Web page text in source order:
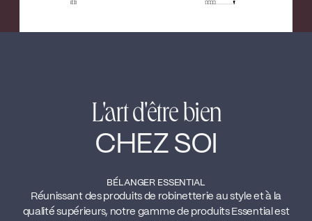
L'art d'être bien
CHEZ SOI
BÉLANGER ESSENTIAL
Réunissant des produits de robinetterie au style et à la
qualité supérieurs, notre gamme de produits Essential est